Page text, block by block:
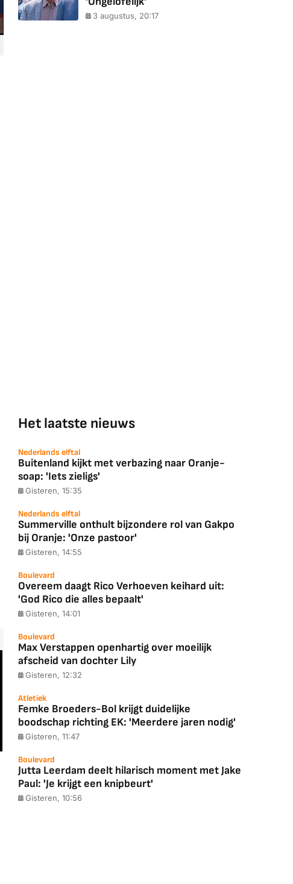
3 augustus, 20:17
Het laatste nieuws
Nederlands elftal
Buitenland kijkt met verbazing naar Oranje-
soap: 'Iets zieligs'
Gisteren, 15:35
Nederlands elftal
Summerville onthult bijzondere rol van Gakpo
bij Oranje: 'Onze pastoor'
Gisteren, 14:55
Boulevard
Overeem daagt Rico Verhoeven keihard uit:
'God Rico die alles bepaalt'
Gisteren, 14:01
Boulevard
Max Verstappen openhartig over moeilijk
afscheid van dochter Lily
Gisteren, 12:32
Atletiek
Femke Broeders-Bol krijgt duidelijke
boodschap richting EK: 'Meerdere jaren nodig'
Gisteren, 11:47
Boulevard
Jutta Leerdam deelt hilarisch moment met Jake
Paul: 'Je krijgt een knipbeurt'
Gisteren, 10:56